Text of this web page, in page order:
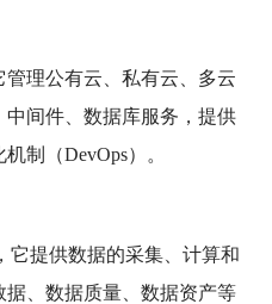
管理公有云、私有云、多云
间件、数据库服务，提供
机制（DevOps）。
它提供数据的采集、计算和
、数据质量、数据资产等